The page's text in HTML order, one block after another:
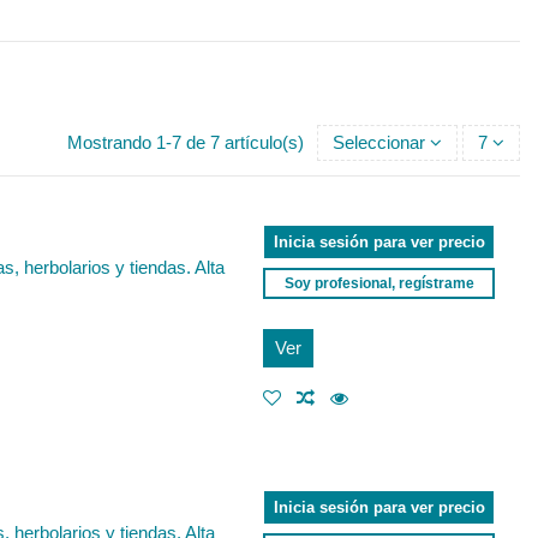
Mostrando 1-7 de 7 artículo(s) Seleccionar 7
herbolarios y tiendas. Alta
Inicia sesión para ver precio
Soy profesional, regístrame
Ver
herbolarios y tiendas. Alta
Inicia sesión para ver precio